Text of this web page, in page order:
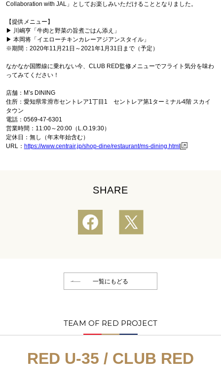
Collaboration with JAL」としてお楽しみいただけることとなりました。
【提供メニュー】
▶︎ 川嶋亨「牛肉と野菜の旨煮ごはん添え」
▶︎ 本岡将「イエローチキンカレーアジアンスタイル」
※期間：2020年11月21日～2021年1月31日まで（予定）
なかなか国際線に乗れない今、CLUB RED監修メニューでフライト気分を味わ
ってみてください！
店舗：M’s DINING
住所：愛知県常滑市セントレア1丁目1 セントレア第1ターミナル4階 スカイ
タウン
電話：0569-47-6301
営業時間：11:00～20:00（L.O.19:30）
定休日：無し（年末年始含む）
URL： https://www.centrair.jp/shop-dine/restaurant/ms-dining.html
SHARE
一覧にもどる
TEAM OF RED PROJECT
RED U-35 / CLUB RED